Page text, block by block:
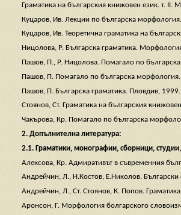
Граматика на българския книжовен език. т.
Куцаров, Ив. Лекции по българска
Куцаров, Ив. Теоретична граматика на
Ницолова, Р. Българска граматика.
Пашов, П., Р. Ницолова. Помагало по
Пашов, П. Помагало по българска
Пашов, П. Българска граматика. Пловдив, 1999.
Стоянов, Ст. Граматика на българския
Чакърова, Кр. Помагало по българска
2. Допълнителна литература:
2.1. Граматики, монографии, сборници, студии,
Алексова, Кр. Адмиративът в съвременния
Андрейчин, Л., Н.Костов, Е.Николов. Български
Андрейчин, Л., Ст. Стоянов, К. Попов.
Аронсон, Г. Морфология болгарского